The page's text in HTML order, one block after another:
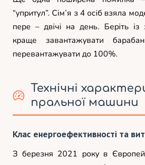
“упритул”. Сім’я з 4 осіб взяла
пере – двічі на день. Беріть
краще завантажувати
перевантажувати до 100%.
Технічні
пральної машини
Клас енергоефективності та
З березня 2021 року в